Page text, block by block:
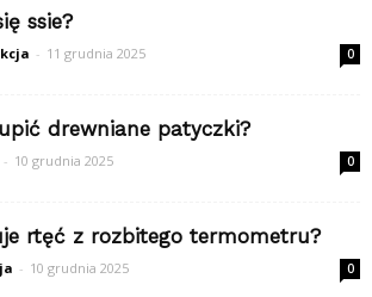
ssie?
- 11 grudnia 2025 0
drewniane patyczki?
- 10 grudnia 2025 0
rtęć z rozbitego termometru?
- 10 grudnia 2025 0